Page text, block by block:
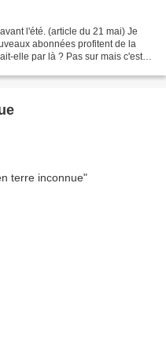
l'été. (article du 21 mai) Je
abonnées profitent de la
elle par là ? Pas sur mais c'est le